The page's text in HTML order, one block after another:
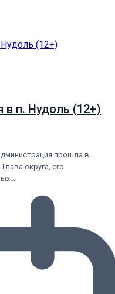
в п. Нудоль (12+)
прошла в
округа, его